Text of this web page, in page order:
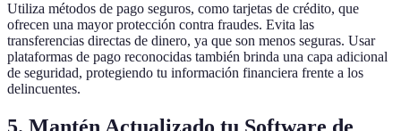
Utiliza métodos de pago seguros, como tarjetas de crédito, que
ofrecen una mayor protección contra fraudes. Evita las
transferencias directas de dinero, ya que son menos seguras. Usar
plataformas de pago reconocidas también brinda una capa adicional
de seguridad, protegiendo tu información financiera frente a los
delincuentes.